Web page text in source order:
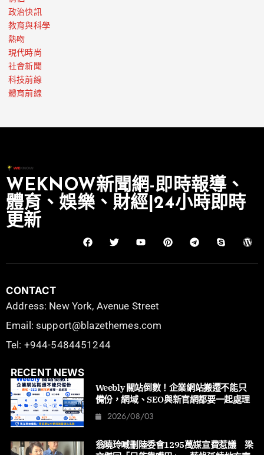
政治快訊
教育與科學
熱吻
現代時尚
社會新聞
科技前線
體育前線
WEKNOW新聞網-即時報導、
體育、娛樂、財經|24小時即時
更新
CONTACT
Address: New York, Avenue Street
Email: support@blazethemes.com
Tel: +944-5484451244
RECENT NEWS
Weebly 關站倒數！企業網站搬遷不能只
備份，網域、SEO與新官網都要一起處理
2026/08/03
翁曉玲喊刪陸委會1295萬媒宣費惹議 梁